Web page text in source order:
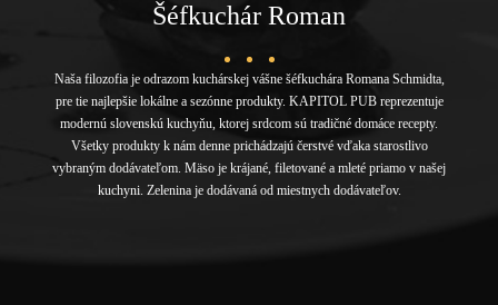
Šéfkuchár Roman
Naša filozofia je odrazom kuchárskej vášne šéfkuchára Romana Schmidta,
pre tie najlepšie lokálne a sezónne produkty. KAPITOL PUB reprezentuje
modernú slovenskú kuchyňu, ktorej srdcom sú tradičné domáce recepty.
Všetky produkty k nám denne prichádzajú čerstvé vďaka starostlivo
vybraným dodávateľom. Mäso je krájané, filetované a mleté priamo v našej
kuchyni. Zelenina je dodávaná od miestnych dodávateľov.